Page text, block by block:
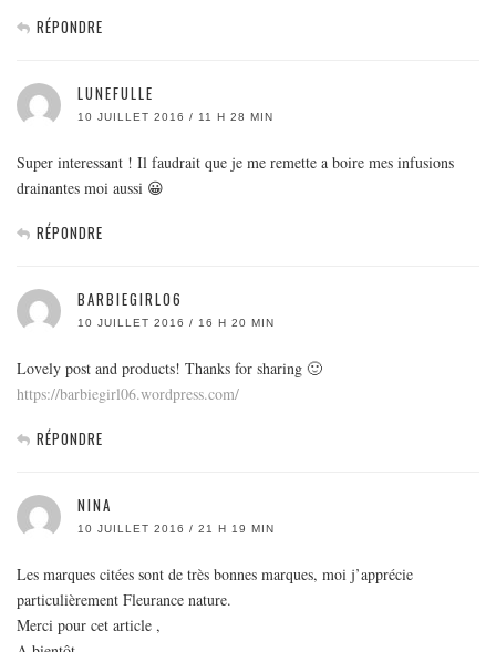
RÉPONDRE
LUNEFULLE
10 JUILLET 2016 / 11 H 28 MIN
Super interessant ! Il faudrait que je me remette a boire mes infusions
drainantes moi aussi 😀
RÉPONDRE
BARBIEGIRL06
10 JUILLET 2016 / 16 H 20 MIN
Lovely post and products! Thanks for sharing 🙂
https://barbiegirl06.wordpress.com/
RÉPONDRE
NINA
10 JUILLET 2016 / 21 H 19 MIN
Les marques citées sont de très bonnes marques, moi j’apprécie
particulièrement Fleurance nature.
Merci pour cet article ,